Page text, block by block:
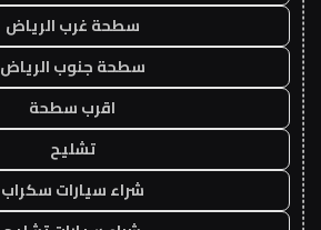
سطحة غرب الرياض
سطحة جنوب الرياض
اقرب سطحة
تشليح
شراء سيارات سكراب